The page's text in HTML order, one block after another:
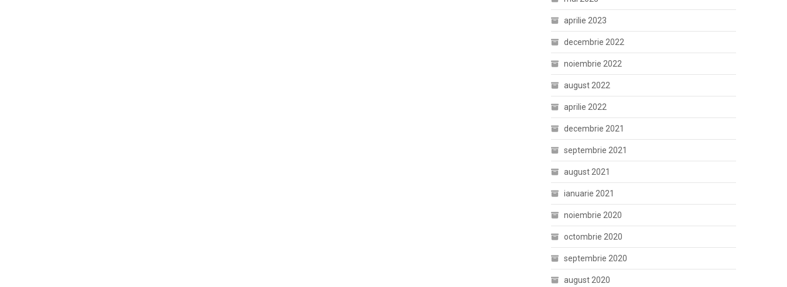
aprilie 2023
decembrie 2022
noiembrie 2022
august 2022
aprilie 2022
decembrie 2021
septembrie 2021
august 2021
ianuarie 2021
noiembrie 2020
octombrie 2020
septembrie 2020
august 2020